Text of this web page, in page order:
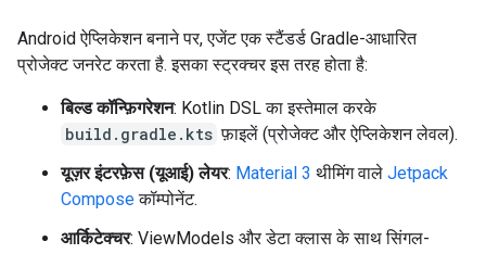
Android ऐप्लिकेशन बनाने पर, एजेंट एक स्टैंडर्ड Gradle-आधारित
प्रोजेक्ट जनरेट करता है. इसका स्ट्रक्चर इस तरह होता है:
बिल्ड कॉन्फ़िगरेशन: Kotlin DSL का इस्तेमाल करके
build.gradle.kts फ़ाइलें (प्रोजेक्ट और ऐप्लिकेशन लेवल).
यूज़र इंटरफ़ेस (यूआई) लेयर: Material 3 थीमिंग वाले Jetpack
Composeकॉम्पोनेंट.
आर्किटेक्चर: ViewModels और डेटा क्लास के साथ सिंगल-